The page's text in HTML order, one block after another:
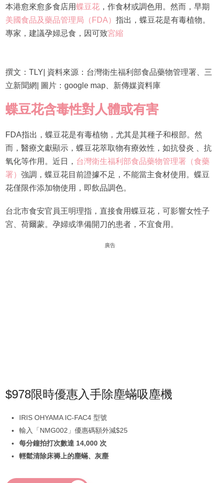
本港愈來愈多食店用蝶豆花，作食材或調色用。然而，早期
美國食品及藥品管理局（FDA） 指出，蝶豆花是有毒植物。
專家，建議孕婦忌食，因可致宮縮
撰文：TLY| 資料來源：台灣衛生福利部食品藥物管理署、三
立新聞網| 圖片：google map、新傳媒資料庫
蝶豆花含毒性對人體或有害
FDA指出，蝶豆花是有毒植物，尤其是其種子和根部。然
而，醫療文獻顯示，蝶豆花萃取物有療效性，如抗發炎 、抗
氧化等作用。近日， 台灣衛生福利部食品藥物管理署（食藥
署） 強調，蝶豆花目前證據不足，不能當主食材使用。蝶豆
花僅限作添加物使用，即飲品調色。
台北市食安官員王明理指，直接食用蝶豆花，可影響女性子
宮、荷爾蒙。孕婦或準備開刀的患者，不宜食用。
廣告
$978限時優惠入手除塵蟎吸塵機
IRIS OHYAMA IC-FAC4 型號
輸入「NMG002」優惠碼額外減$25
每分鐘拍打次數達 14,000 次
輕鬆清除床褥上的塵蟎、灰塵